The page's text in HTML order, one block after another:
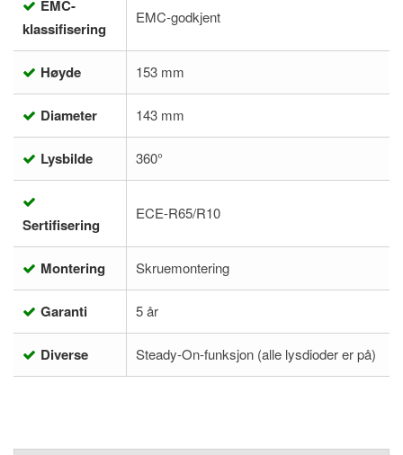
EMC-
klassifisering
EMC-godkjent
Høyde 153 mm
Diameter 143 mm
Lysbilde 360°
Sertifisering
ECE-R65/R10
Montering Skruemontering
Garanti 5 år
Diverse Steady-On-funksjon (alle lysdioder er på)